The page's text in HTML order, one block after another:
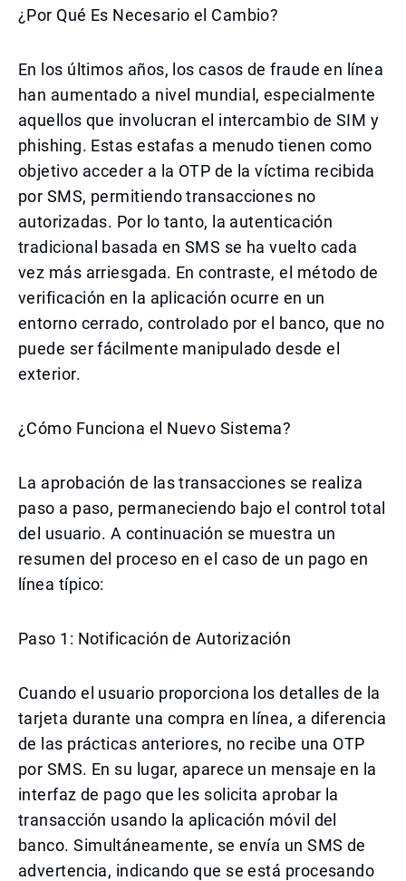
¿Por Qué Es Necesario el Cambio?
En los últimos años, los casos de fraude en línea
han aumentado a nivel mundial, especialmente
aquellos que involucran el intercambio de SIM y
phishing. Estas estafas a menudo tienen como
objetivo acceder a la OTP de la víctima recibida
por SMS, permitiendo transacciones no
autorizadas. Por lo tanto, la autenticación
tradicional basada en SMS se ha vuelto cada
vez más arriesgada. En contraste, el método de
verificación en la aplicación ocurre en un
entorno cerrado, controlado por el banco, que no
puede ser fácilmente manipulado desde el
exterior.
¿Cómo Funciona el Nuevo Sistema?
La aprobación de las transacciones se realiza
paso a paso, permaneciendo bajo el control total
del usuario. A continuación se muestra un
resumen del proceso en el caso de un pago en
línea típico:
Paso 1: Notificación de Autorización
Cuando el usuario proporciona los detalles de la
tarjeta durante una compra en línea, a diferencia
de las prácticas anteriores, no recibe una OTP
por SMS. En su lugar, aparece un mensaje en la
interfaz de pago que les solicita aprobar la
transacción usando la aplicación móvil del
banco. Simultáneamente, se envía un SMS de
advertencia, indicando que se está procesando